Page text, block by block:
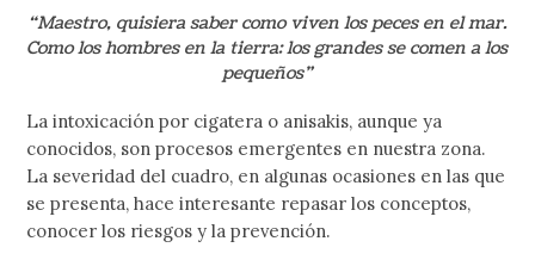
“Maestro, quisiera saber como viven los peces en el mar.
Como los hombres en la tierra: los grandes se comen a los
pequeños”
La intoxicación por cigatera o anisakis, aunque ya
conocidos, son procesos emergentes en nuestra zona.
La severidad del cuadro, en algunas ocasiones en las que
se presenta, hace interesante repasar los conceptos,
conocer los riesgos y la prevención.